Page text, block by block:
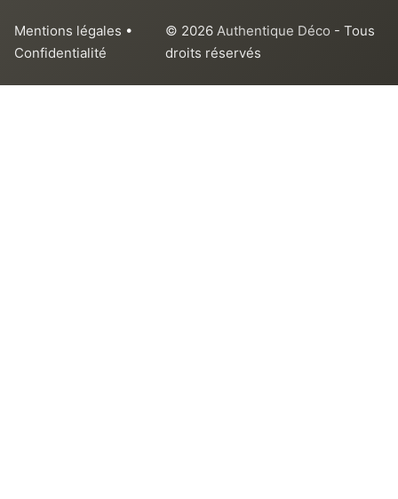
Mentions légales •
Confidentialité
© 2026Authentique Déco - Tous
droits réservés